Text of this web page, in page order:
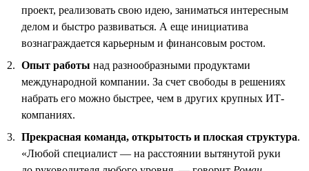
проект, реализовать свою идею, заниматься интересным
делом и быстро развиваться. А еще инициатива
вознаграждается карьерным и финансовым ростом.
Опыт работы над разнообразными продуктами
международной компании. За счет свободы в решениях
набрать его можно быстрее, чем в других крупных ИТ-
компаниях.
Прекрасная команда, открытость и плоская структура.
«Любой специалист — на расстоянии вытянутой руки